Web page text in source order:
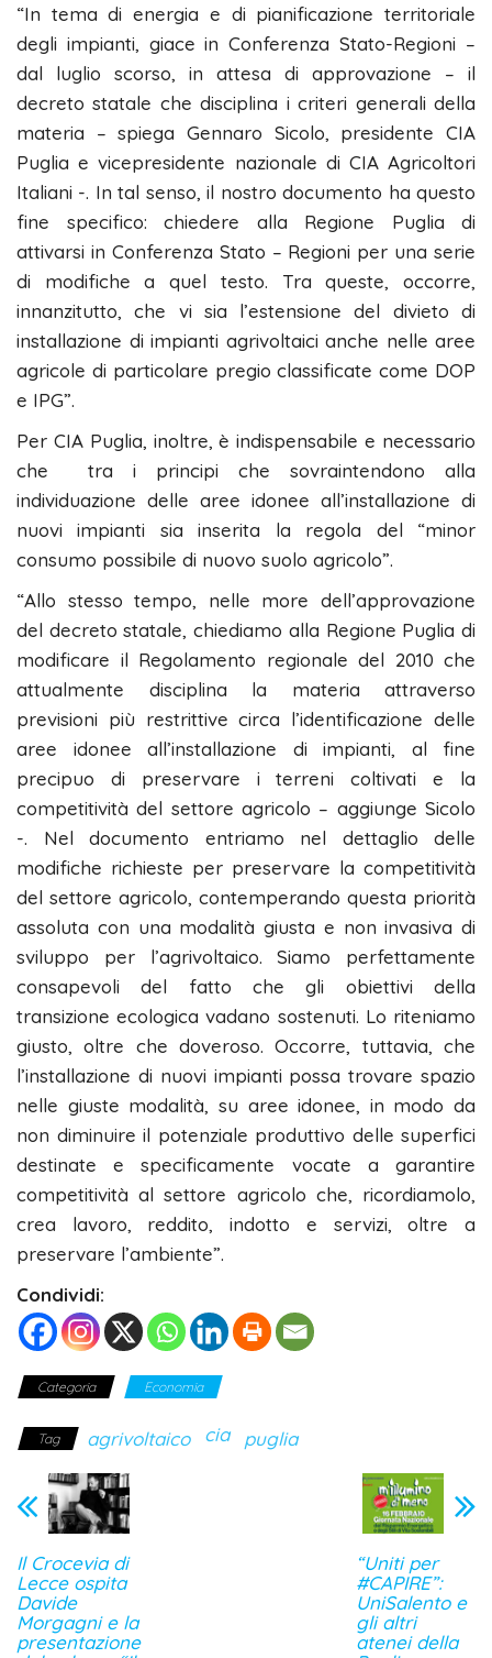
“In tema di energia e di pianificazione territoriale
degli impianti, giace in Conferenza Stato-Regioni –
dal luglio scorso, in attesa di approvazione – il
decreto statale che disciplina i criteri generali della
materia – spiega Gennaro Sicolo, presidente CIA
Puglia e vicepresidente nazionale di CIA Agricoltori
Italiani -. In tal senso, il nostro documento ha questo
fine specifico: chiedere alla Regione Puglia di
attivarsi in Conferenza Stato – Regioni per una serie
di modifiche a quel testo. Tra queste, occorre,
innanzitutto, che vi sia l’estensione del divieto di
installazione di impianti agrivoltaici anche nelle aree
agricole di particolare pregio classificate come DOP
e IPG”.
Per CIA Puglia, inoltre, è indispensabile e necessario
che tra i principi che sovraintendono alla
individuazione delle aree idonee all’installazione di
nuovi impianti sia inserita la regola del “minor
consumo possibile di nuovo suolo agricolo”.
“Allo stesso tempo, nelle more dell’approvazione
del decreto statale, chiediamo alla Regione Puglia di
modificare il Regolamento regionale del 2010 che
attualmente disciplina la materia attraverso
previsioni più restrittive circa l’identificazione delle
aree idonee all’installazione di impianti, al fine
precipuo di preservare i terreni coltivati e la
competitività del settore agricolo – aggiunge Sicolo
-. Nel documento entriamo nel dettaglio delle
modifiche richieste per preservare la competitività
del settore agricolo, contemperando questa priorità
assoluta con una modalità giusta e non invasiva di
sviluppo per l’agrivoltaico. Siamo perfettamente
consapevoli del fatto che gli obiettivi della
transizione ecologica vadano sostenuti. Lo riteniamo
giusto, oltre che doveroso. Occorre, tuttavia, che
l’installazione di nuovi impianti possa trovare spazio
nelle giuste modalità, su aree idonee, in modo da
non diminuire il potenziale produttivo delle superfici
destinate e specificamente vocate a garantire
competitività al settore agricolo che, ricordiamolo,
crea lavoro, reddito, indotto e servizi, oltre a
preservare l’ambiente”.
Condividi:
Categoria Economia
Tag agrivoltaico cia puglia
Il Crocevia di
Lecce ospita
Davide
Morgagni e la
presentazione
“Uniti per
#CAPIRE”:
UniSalento e
gli altri
atenei della